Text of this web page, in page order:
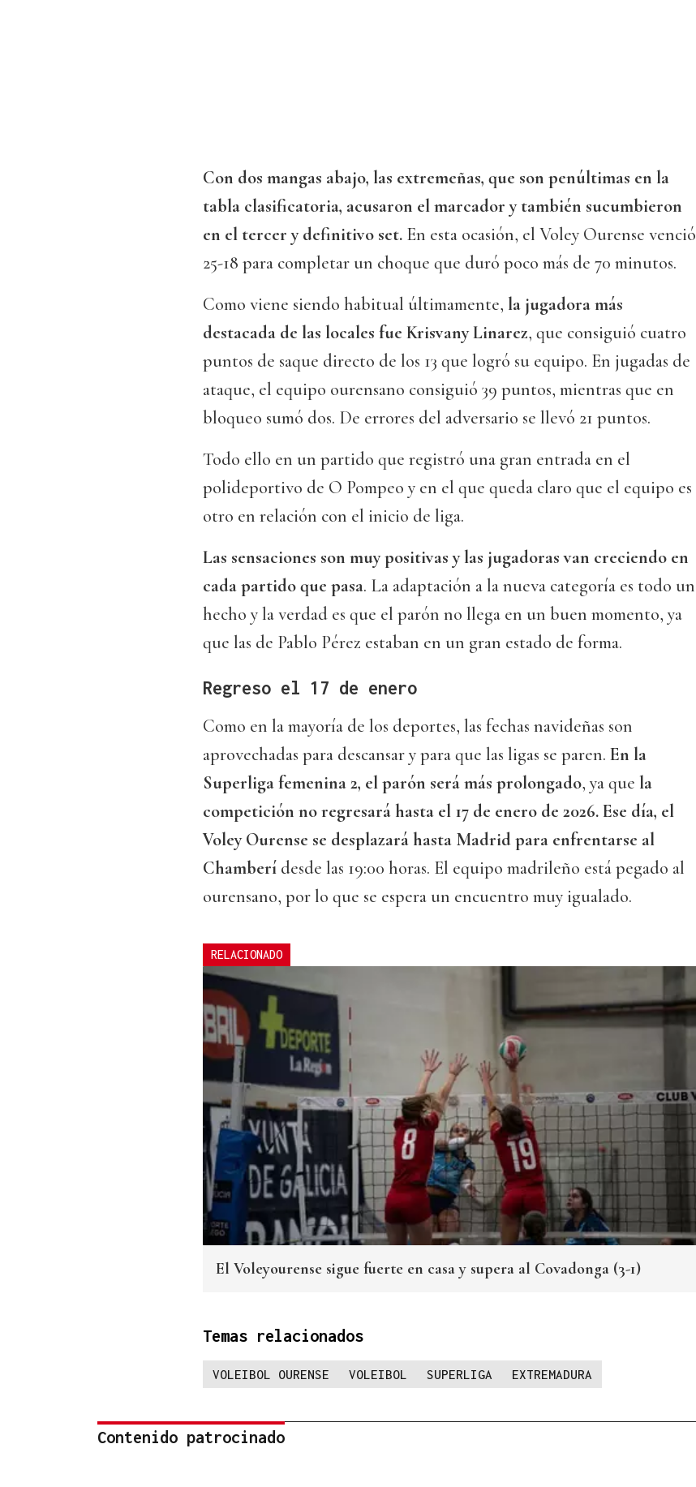
Con dos mangas abajo, las extremeñas, que son penúltimas en la
tabla clasificatoria, acusaron el marcador y también sucumbieron
en el tercer y definitivo set. En esta ocasión, el Voley Ourense venció
25-18 para completar un choque que duró poco más de 70 minutos.
Como viene siendo habitual últimamente, la jugadora más
destacada de las locales fue Krisvany Linarez, que consiguió cuatro
puntos de saque directo de los 13 que logró su equipo. En jugadas de
ataque, el equipo ourensano consiguió 39 puntos, mientras que en
bloqueo sumó dos. De errores del adversario se llevó 21 puntos.
Todo ello en un partido que registró una gran entrada en el
polideportivo de O Pompeo y en el que queda claro que el equipo es
otro en relación con el inicio de liga.
Las sensaciones son muy positivas y las jugadoras van creciendo en
cada partido que pasa. La adaptación a la nueva categoría es todo un
hecho y la verdad es que el parón no llega en un buen momento, ya
que las de Pablo Pérez estaban en un gran estado de forma.
Regreso el 17 de enero
Como en la mayoría de los deportes, las fechas navideñas son
aprovechadas para descansar y para que las ligas se paren. En la
Superliga femenina 2, el parón será más prolongado, ya que la
competición no regresará hasta el 17 de enero de 2026. Ese día, el
Voley Ourense se desplazará hasta Madrid para enfrentarse al
Chamberí desde las 19:00 horas. El equipo madrileño está pegado al
ourensano, por lo que se espera un encuentro muy igualado.
RELACIONADO
El Voleyourense sigue fuerte en casa y supera al Covadonga (3-1)
Temas relacionados
VOLEIBOL OURENSE VOLEIBOL SUPERLIGA EXTREMADURA
Contenido patrocinado